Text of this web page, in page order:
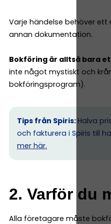
Varje händelse behöver ett
annan dokumentation.
Bokföring är alltså bara
inte något mystiskt och
bokföringsprogram).
Tips från Spiris: Halva
och fakturera i Spiris till
mer här.
2. Varför du
Alla företagare måste